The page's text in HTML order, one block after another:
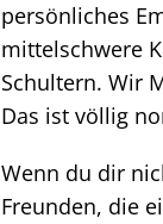
persönliches
mittelschwere
Schultern. Wir
Das ist völlig
Wenn du dir
Freunden, die